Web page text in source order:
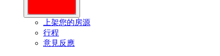
上架您的房源
行程
意見反應